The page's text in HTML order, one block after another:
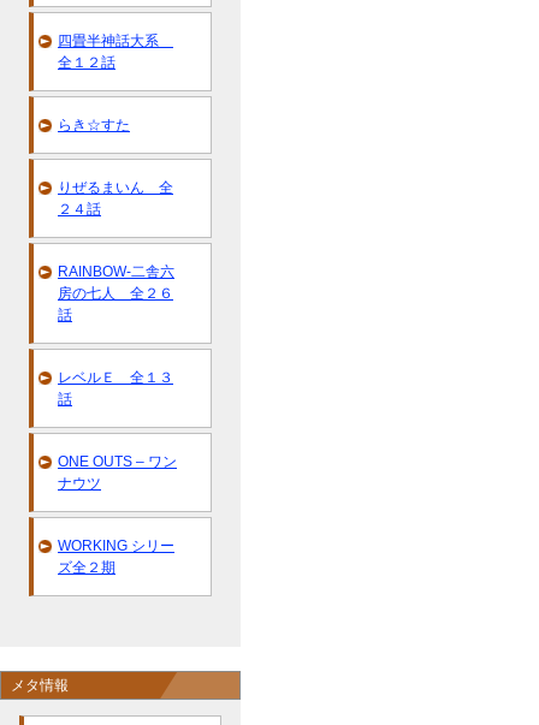
四畳半神話大系
全１２話
らき☆すた
りぜるまいん 全
２４話
RAINBOW-二舎六
房の七人 全２６
話
レベルＥ 全１３
話
ONE OUTS – ワン
ナウツ
WORKING シリー
ズ全２期
メタ情報